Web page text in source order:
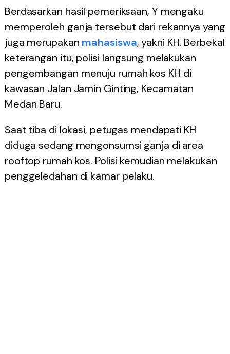
Berdasarkan hasil pemeriksaan, Y mengaku
memperoleh ganja tersebut dari rekannya yang
juga merupakan mahasiswa, yakni KH. Berbekal
keterangan itu, polisi langsung melakukan
pengembangan menuju rumah kos KH di
kawasan Jalan Jamin Ginting, Kecamatan
Medan Baru.
Saat tiba di lokasi, petugas mendapati KH
diduga sedang mengonsumsi ganja di area
rooftop rumah kos. Polisi kemudian melakukan
penggeledahan di kamar pelaku.